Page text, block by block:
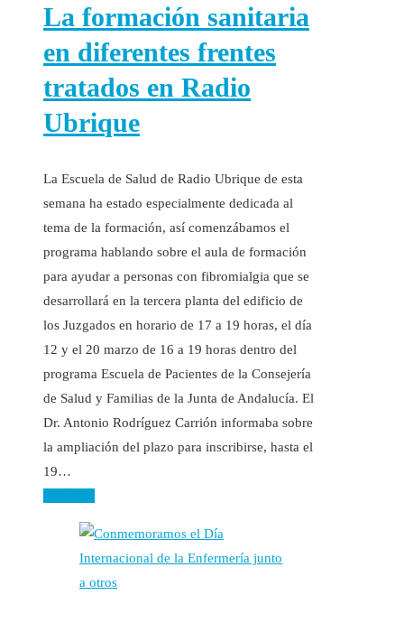
La formación sanitaria
en diferentes frentes
tratados en Radio
Ubrique
La Escuela de Salud de Radio Ubrique de esta
semana ha estado especialmente dedicada al
tema de la formación, así comenzábamos el
programa hablando sobre el aula de formación
para ayudar a personas con fibromialgia que se
desarrollará en la tercera planta del edificio de
los Juzgados en horario de 17 a 19 horas, el día
12 y el 20 marzo de 16 a 19 horas dentro del
programa Escuela de Pacientes de la Consejería
de Salud y Familias de la Junta de Andalucía. El
Dr. Antonio Rodríguez Carrión informaba sobre
la ampliación del plazo para inscribirse, hasta el
19…